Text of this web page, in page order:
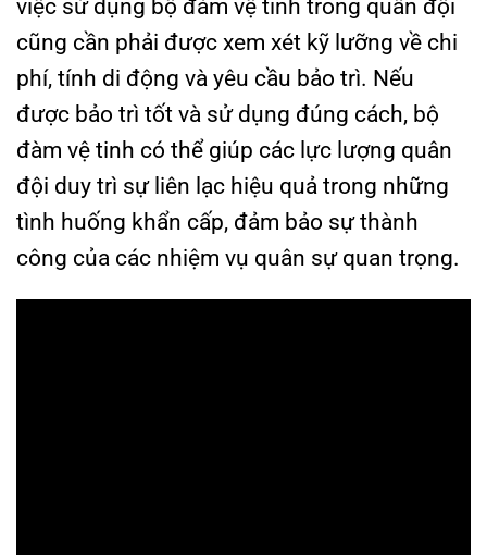
việc sử dụng bộ đàm vệ tinh trong quân đội
cũng cần phải được xem xét kỹ lưỡng về chi
phí, tính di động và yêu cầu bảo trì. Nếu
được bảo trì tốt và sử dụng đúng cách, bộ
đàm vệ tinh có thể giúp các lực lượng quân
đội duy trì sự liên lạc hiệu quả trong những
tình huống khẩn cấp, đảm bảo sự thành
công của các nhiệm vụ quân sự quan trọng.